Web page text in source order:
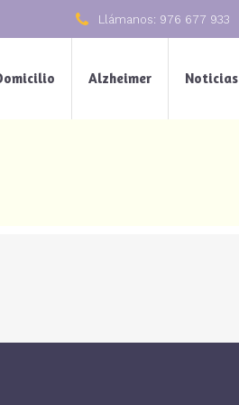
Llámanos: 976 677 933
Alzheimer Noticias